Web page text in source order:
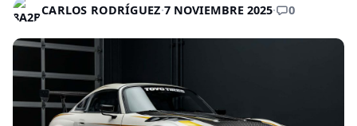
CARLOS RODRÍGUEZ·7 NOVIEMBRE 2025· 0